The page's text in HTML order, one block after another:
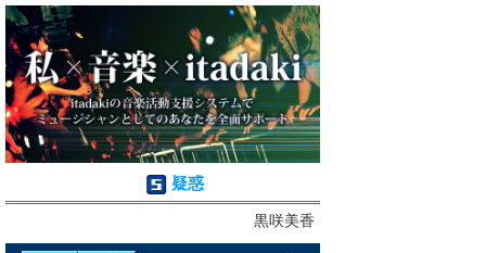
疑惑
黒咲美香